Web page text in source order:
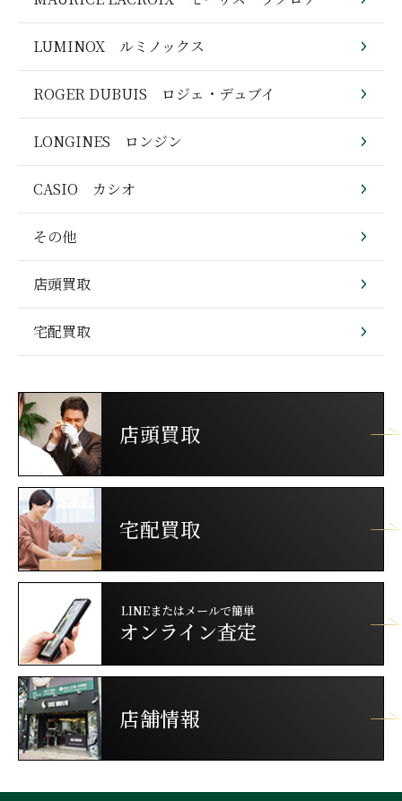
LUMINOX ルミノックス
ROGER DUBUIS ロジェ・デュブイ
LONGINES ロンジン
CASIO カシオ
その他
店頭買取
宅配買取
店頭買取
宅配買取
LINEまたはメールで簡単
オンライン査定
店舗情報